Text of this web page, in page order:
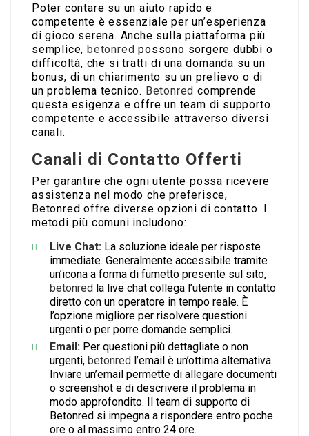
Poter contare su un aiuto rapido e
competente è essenziale per un’esperienza
di gioco serena. Anche sulla piattaforma più
semplice,betonred possono sorgere dubbi o
difficoltà, che si tratti di una domanda su un
bonus, di un chiarimento su un prelievo o di
un problema tecnico. Betonred comprende
questa esigenza e offre un team di supporto
competente e accessibile attraverso diversi
canali.
Canali di Contatto Offerti
Per garantire che ogni utente possa ricevere
assistenza nel modo che preferisce,
Betonred offre diverse opzioni di contatto. I
metodi più comuni includono:
Live Chat: La soluzione ideale per risposte
immediate. Generalmente accessibile tramite
un’icona a forma di fumetto presente sul sito,
betonred la live chat collega l’utente in contatto
diretto con un operatore in tempo reale. È
l’opzione migliore per risolvere questioni
urgenti o per porre domande semplici.
Email: Per questioni più dettagliate o non
urgenti, betonred l’email è un’ottima alternativa.
Inviare un’email permette di allegare documenti
o screenshot e di descrivere il problema in
modo approfondito. Il team di supporto di
Betonred si impegna a rispondere entro poche
ore o al massimo entro 24 ore.